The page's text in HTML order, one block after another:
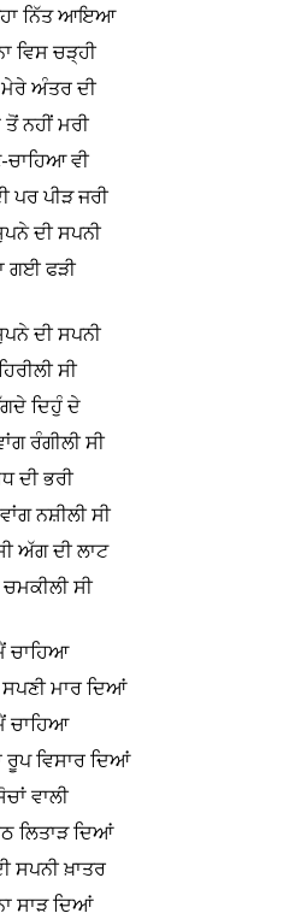
ਨਿੱਤ ਆਇਆ
ਵਿਸ ਚੜ੍ਹੀ
ਮੇਰੇ ਅੰਤਰ ਦੀ
ਨਹੀਂ ਮਰੀ
ਵੀ
ਪਰ ਪੀੜ ਜਰੀ
ਦੀ ਸਪਨੀ
ਗਈ ਫੜੀ
ਦੀ ਸਪਨੀ
ਸੀ
ਦਿਹੁੰ ਦੇ
ਰੰਗੀਲੀ ਸੀ
ਦੀ ਭਰੀ
ਨਸ਼ੀਲੀ ਸੀ
ਅੱਗ ਦੀ ਲਾਟ
ਚਮਕੀਲੀ ਸੀ
ਚਾਹਿਆ
ਮਾਰ ਦਿਆਂ
ਚਾਹਿਆ
ਰੂਪ ਵਿਸਾਰ ਦਿਆਂ
ਵਾਲੀ
ਲਿਤਾੜ ਦਿਆਂ
ਸਪਨੀ ਖ਼ਾਤਰ
ਸਾੜ ਦਿਆਂ